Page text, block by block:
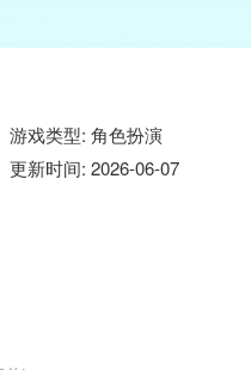
游戏类型: 角色扮演
更新时间: 2026-06-07